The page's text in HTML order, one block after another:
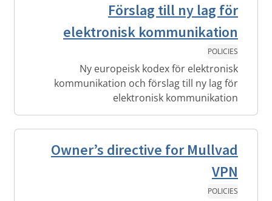
Förslag till ny lag för
elektronisk kommunikation
POLICIES
Ny europeisk kodex för elektronisk
kommunikation och förslag till ny lag för
elektronisk kommunikation
Owner’s directive for Mullvad
VPN
POLICIES